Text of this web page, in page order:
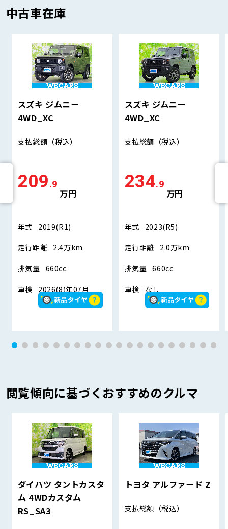
中古車在庫
スズキ ジムニー
4WD_XC
支払総額 （税込）
209.9
万円
年式 2019(R1)
走行距離 2.4万km
排気量 660cc
車検 2026(8)年07月
スズキ ジムニー
4WD_XC
支払総額 （税込）
234.9
万円
年式 2023(R5)
走行距離 2.0万km
排気量 660cc
車検 なし
閲覧傾向に基づくおすすめのクルマ
ダイハツ タントカスタ
ム 4WDカスタム
RS_SA3
トヨタ アルファード Z
支払総額 （税込）